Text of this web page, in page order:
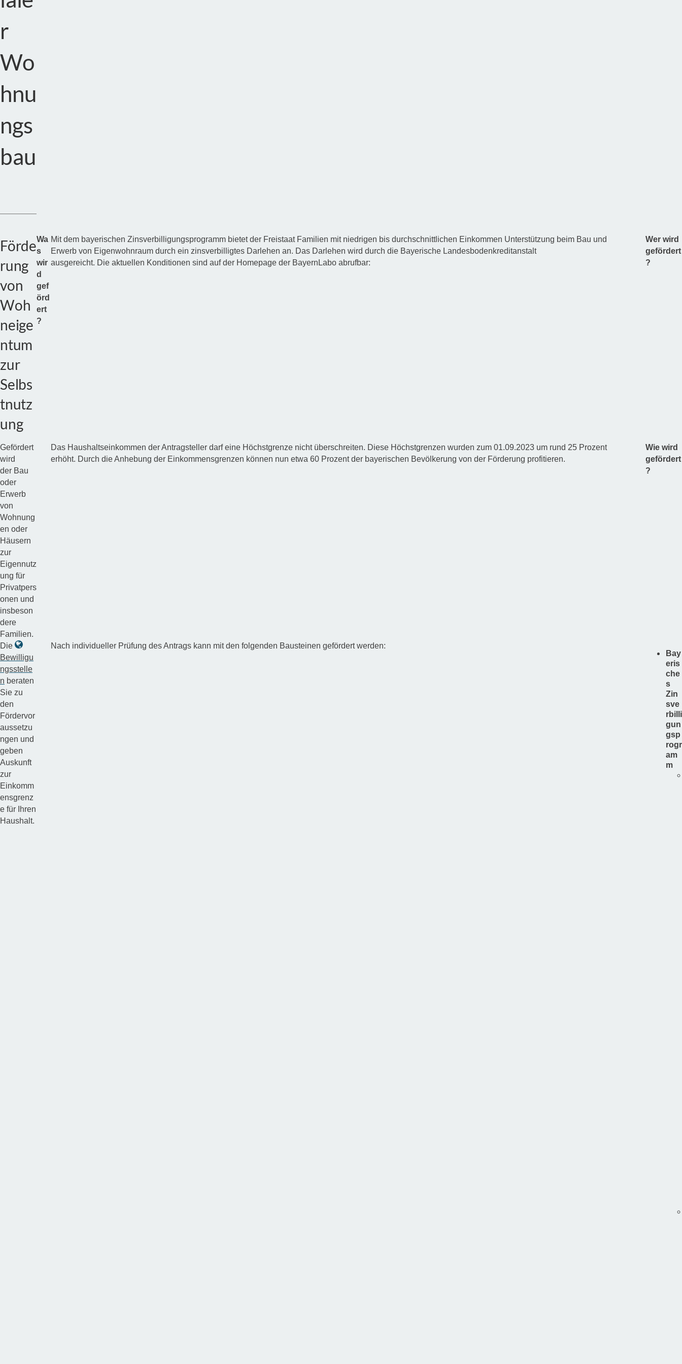
r
Wo
hnu
ngs
bau
Förde
rung
von
Woh
neige
ntum
zur
Selbs
tnutz
ung
Wa
s
wir
d
gef
örd
ert
?
Mit dem bayerischen Zinsverbilligungsprogramm bietet der Freistaat Familien mit niedrigen bis durchschnittlichen Einkommen Unterstützung beim Bau und
Erwerb von Eigenwohnraum durch ein zinsverbilligtes Darlehen an. Das Darlehen wird durch die Bayerische Landesbodenkreditanstalt
ausgereicht. Die aktuellen Konditionen sind auf der Homepage der BayernLabo abrufbar:
Wer wird
gefördert
?
Gefördert
wird
der Bau
oder
Erwerb
von
Wohnung
en oder
Häusern
zur
Eigennutz
ung für
Privatpers
onen und
insbeson
dere
Familien.
Das Haushaltseinkommen der Antragsteller darf eine Höchstgrenze nicht überschreiten. Diese Höchstgrenzen wurden zum 01.09.2023 um rund 25 Prozent
erhöht. Durch die Anhebung der Einkommensgrenzen können nun etwa 60 Prozent der bayerischen Bevölkerung von der Förderung profitieren.
Wie wird
gefördert
?
Die
Bewilligu
ngsstelle
n beraten
Sie zu
den
Fördervor
aussetzu
ngen und
geben
Auskunft
zur
Einkomm
ensgrenz
e für Ihren
Haushalt.
Nach individueller Prüfung des Antrags kann mit den folgenden Bausteinen gefördert werden:
Bay
eris
che
s
Zin
sve
rbilli
gun
gsp
rogr
am
m